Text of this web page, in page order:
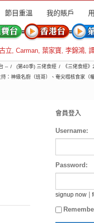
節目重溫 我的賬戶
立, Carman, 葉家寶, 李錦鴻,
-- (第40季) 三佬食經
《三佬食經
：神級名廚（班哥）、奄尖啜核食家（
會員登入
Username:
Password:
signup now